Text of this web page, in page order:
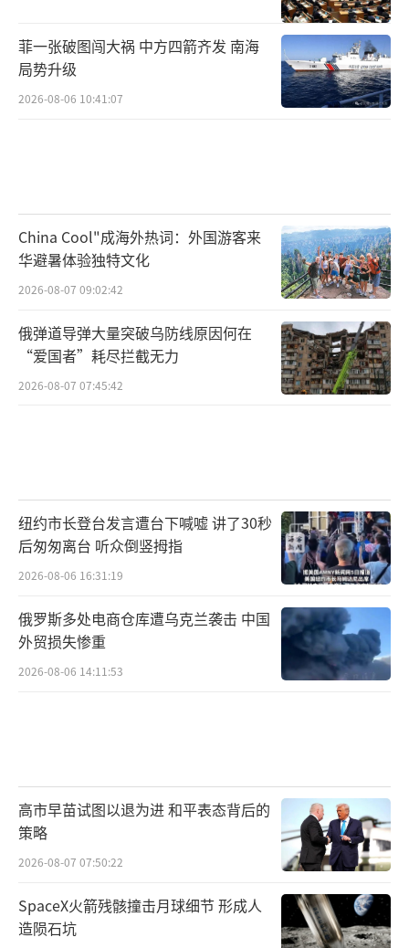
菲一张破图闯大祸 中方四箭齐发 南海
局势升级
2026-08-06 10:41:07
China Cool"成海外热词：外国游客来
华避暑体验独特文化
2026-08-07 09:02:42
俄弹道导弹大量突破乌防线原因何在
“爱国者”耗尽拦截无力
2026-08-07 07:45:42
纽约市长登台发言遭台下喊嘘 讲了30秒
后匆匆离台 听众倒竖拇指
2026-08-06 16:31:19
俄罗斯多处电商仓库遭乌克兰袭击 中国
外贸损失惨重
2026-08-06 14:11:53
高市早苗试图以退为进 和平表态背后的
策略
2026-08-07 07:50:22
SpaceX火箭残骸撞击月球细节 形成人
造陨石坑